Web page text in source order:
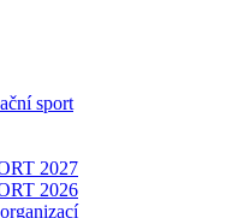
sport
2027
2026